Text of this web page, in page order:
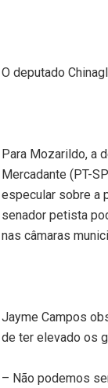
O deputado
Para Mozarildo, a
Mercadante (PT-
especular sobre a
senador petista
nas câmaras
Jayme Campos
de ter elevado os
– Não podemos